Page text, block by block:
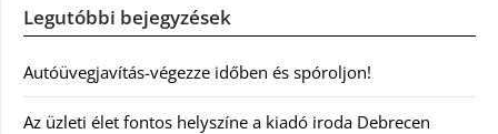
Legutóbbi bejegyzések
Autóüvegjavítás-végezze időben és spóroljon!
Az üzleti élet fontos helyszíne a kiadó iroda Debrecen